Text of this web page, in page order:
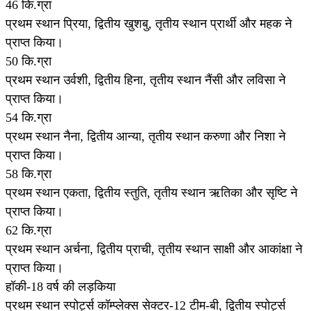
46 कि.ग्रा
प्रथम स्थान प्रिया, द्वितीय खुशबु, तृतीय स्थान प्रार्थी और महक ने
प्राप्त किया।
50 कि.ग्रा
प्रथम स्थान उर्वशी, द्वितीय हिना, तृतीय स्थान नैंसी और लविसा ने
प्राप्त किया।
54 कि.ग्रा
प्रथम स्थान नैना, द्वितीय आन्या, तृतीय स्थान करुणा और निशा ने
प्राप्त किया।
58 कि.ग्रा
प्रथम स्थान एकता, द्वितीय स्तुति, तृतीय स्थान ऋतिका और सृष्टि ने
प्राप्त किया।
62 कि.ग्रा
प्रथम स्थान अर्चना, द्वितीय प्राची, तृतीय स्थान साक्षी और आकांक्षा ने
प्राप्त किया।
हॉकी-18 वर्ष की लड़किया
प्रथम स्थान स्पोर्ट्स कॉम्प्लेक्स सेक्टर-12 टीम-बी, द्वितीय स्पोर्ट्स